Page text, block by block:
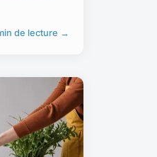
de lecture →